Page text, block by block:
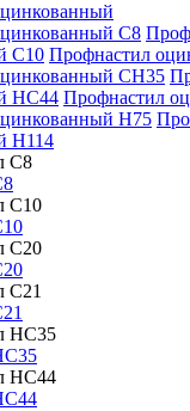
С8
С10 Профнастил
СН35
НС44 Профнастил
Н75
Н114